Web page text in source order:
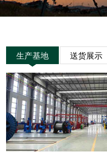
生产基地 送货展示